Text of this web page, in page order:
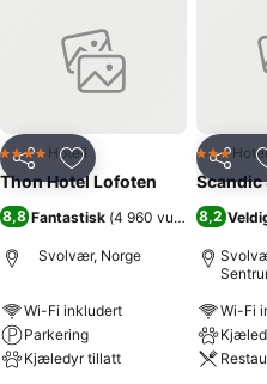
Del Legg til i favoritter
4 StjernerHotell
Thon Hotel Lofoten
8,8 Fantastisk (4 960 vurderinger)
Svolvær, Norge
Wi-Fi inkludert
Parkering
Kjæledyr tillatt
Del
3 Stjerner
Scandic
8,2
Wi-Fi